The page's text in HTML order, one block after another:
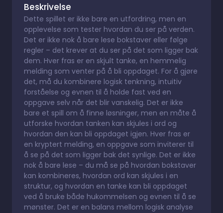
Beskrivelse
Dette spillet er ikke bare en utfordring, men en
opplevelse som tester hvordan du ser på verden.
Det er ikke nok å bare lese bokstaver eller følge
regler – det krever at du ser på det som ligger bak
dem. Hver fras er en skjult tanke, en hemmelig
melding som venter på å bli oppdaget. For å gjøre
det, må du kombinere logisk tenkning, intuitiv
forståelse og evnen til å holde fast ved en
oppgave selv når det blir vanskelig. Det er ikke
bare et spill om å finne løsninger, men en måte å
utforske hvordan tanken kan skjules i ord og
hvordan den kan bli oppdaget igjen. Hver fras er
en kryptert melding, en oppgave som inviterer til
å se på det som ligger bak det synlige. Det er ikke
nok å bare lese – du må se på hvordan bokstaver
kan kombineres, hvordan ord kan skjules i en
struktur, og hvordan en tanke kan bli oppdaget
ved å bruke både hukommelsen og evnen til å se
mønster. Det er en balans mellom logisk analyse